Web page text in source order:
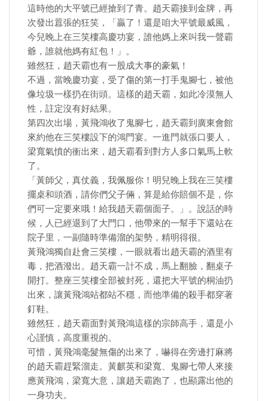
這時他的大平號已經搶到了青。趙天霸接到金牌，再
次發出囂張的狂笑，「贏了！還是咱大平號最威風，
今兒晚上在三笑樓高慶功宴，誰他媽上來叫我一聲霸
爺，誰就他媽有紅包！」。
雖然狂，趙天霸也有一股成大事的豪氣！
不過，當晚慶功宴，受了傷的第一打手鬼腳七，被他
像垃圾一樣扔在街頭。這樣的趙天霸，如此冷漠無人
性，註定沒有好結果。
第四次出場，黃飛鴻收了鬼腳七，趙天霸到廣東會館
來約他在三笑樓設下的鴻門宴。一進門就張口要人，
梁寬氣憤的衝出來，趙天霸看到對方人多口氣馬上軟
了。
「黃師父，真仗義，我佩服你！明兒晚上我在三笑樓
擺桌和頭酒，請你們父子倆，算是給你賠個不是，你
們可一定要來哦！給我趙天霸個面子。」。說話的時
候，人已經退到了大門口，他帶來的一幫手下還站在
院子里，一副隨時準備溜的架勢，精明得很。
黃飛鴻獨自赴會三笑樓，一眼就看出趙天霸的酒里有
毒，把酒潑出。趙天霸一計不成，馬上翻臉，翻桌子
開打。整座三笑樓全部被封死，還把大平號的桐油扔
出來，讓黃飛鴻站都站不穩，而他準備的殺手都穿著
釘鞋。
雖然狂，趙天霸面對黃飛鴻這樣的宗師高手，還是小
心謹慎，高度重視的。
可惜，黃飛鴻毫髮無傷的出來了，嚇得在旁邊打麻將
的趙天霸趕緊溜走。黃麒英和梁寬、鬼腳七帶人來接
應黃飛鴻，梁寬大意，讓趙天霸跑了，也顯露出他的
一身功夫。